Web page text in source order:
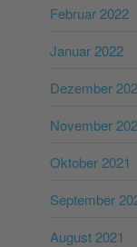
Februar 2022
Januar 2022
Dezember
November
Oktober 2021
September
August 2021